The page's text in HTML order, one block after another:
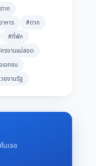
าก
หาร
#ตาก
#ที่พัก
รงานแม่สอด
อกชน
ยงานรัฐ
นเจอ